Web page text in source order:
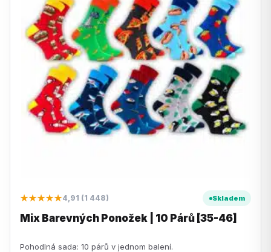
★★★★★4,91 (1 448) Skladem
Mix Barevných Ponožek | 10 Párů [35-46]
Pohodlná sada: 10 párů v jednom balení.